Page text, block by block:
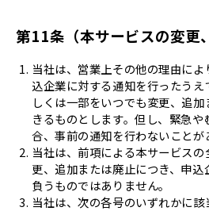
第11条（本サービスの変更
当社は、営業上その他の理由に
込企業に対する通知を行ったう
しくは一部をいつでも変更、追
きるものとします。但し、緊急
合、事前の通知を行わないことが
当社は、前項による本サービス
更、追加または廃止につき、申
負うものではありません。
当社は、次の各号のいずれかに